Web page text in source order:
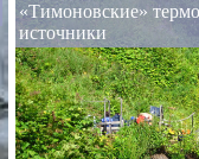
«Тимоновские»
источники